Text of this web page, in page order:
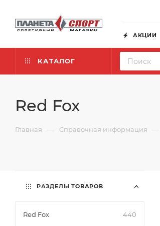
АКЦИИ
КАТАЛОГ
Red Fox
Главная — Справочная информация —
РАЗДЕЛЫ ТОВАРОВ
Red Fox 440